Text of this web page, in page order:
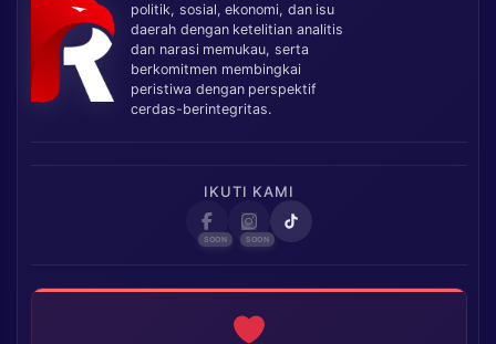
politik, sosial, ekonomi, dan isu
daerah dengan ketelitian analitis
dan narasi memukau, serta
berkomitmen membingkai
peristiwa dengan perspektif
cerdas-berintegritas.
IKUTI KAMI